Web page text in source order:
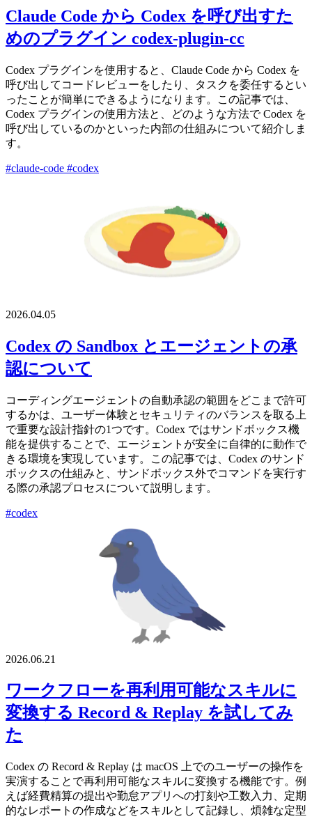
Claude Code から Codex を呼び出すた
めのプラグイン codex-plugin-cc
Codex プラグインを使用すると、Claude Code から Codex を
呼び出してコードレビューをしたり、タスクを委任するとい
ったことが簡単にできるようになります。この記事では、
Codex プラグインの使用方法と、どのような方法で Codex を
呼び出しているのかといった内部の仕組みについて紹介しま
す。
#claude-code #codex
2026.04.05
Codex の Sandbox とエージェントの承
認について
コーディングエージェントの自動承認の範囲をどこまで許可
するかは、ユーザー体験とセキュリティのバランスを取る上
で重要な設計指針の1つです。Codex ではサンドボックス機
能を提供することで、エージェントが安全に自律的に動作で
きる環境を実現しています。この記事では、Codex のサンド
ボックスの仕組みと、サンドボックス外でコマンドを実行す
る際の承認プロセスについて説明します。
#codex
2026.06.21
ワークフローを再利用可能なスキルに
変換する Record & Replay を試してみ
た
Codex の Record & Replay は macOS 上でのユーザーの操作を
実演することで再利用可能なスキルに変換する機能です。例
えば経費精算の提出や勤怠アプリへの打刻や工数入力、定期
的なレポートの作成などをスキルとして記録し、煩雑な定型